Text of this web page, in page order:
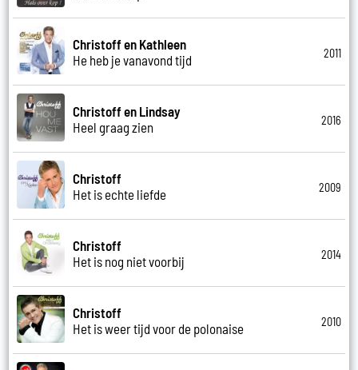
Christoff en Kathleen
He heb je vanavond tijd
2011
Christoff en Lindsay
Heel graag zien
2016
Christoff
Het is echte liefde
2009
Christoff
Het is nog niet voorbij
2014
Christoff
Het is weer tijd voor de polonaise
2010